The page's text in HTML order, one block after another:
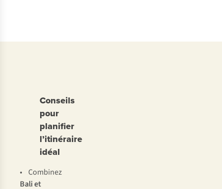
Conseils
pour
planifier
l’itinéraire
idéal
• Combinez
Baliet